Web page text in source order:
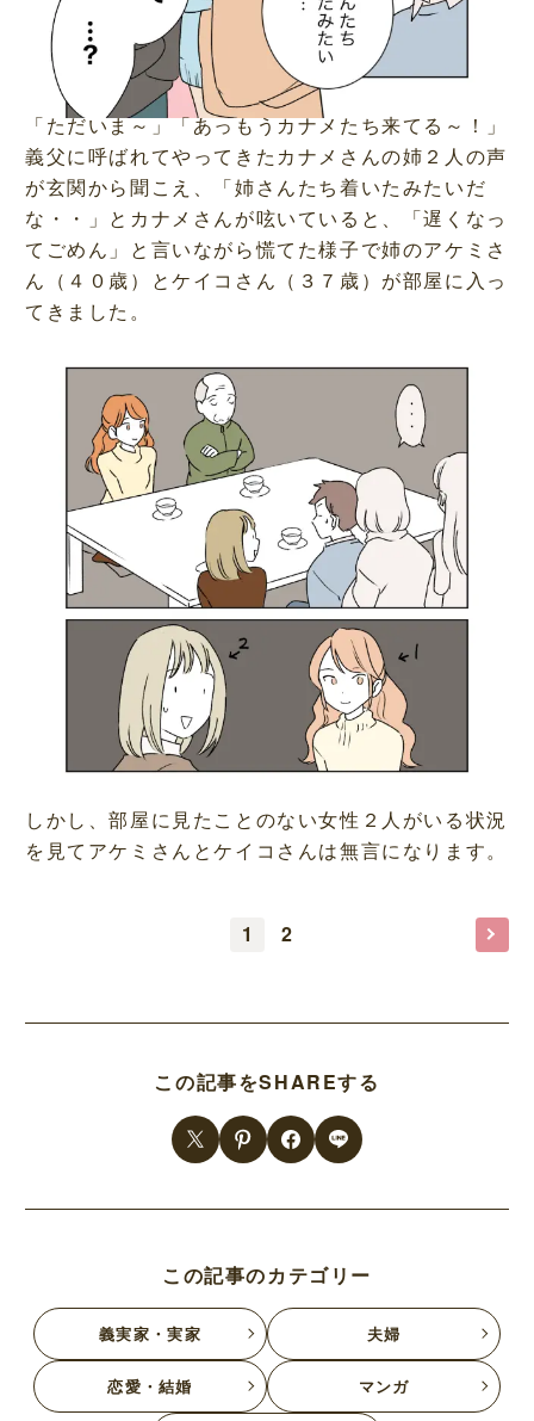
「ただいま～」「あっもうカナメたち来てる～！」
義父に呼ばれてやってきたカナメさんの姉２人の声
が玄関から聞こえ、「姉さんたち着いたみたいだ
な・・」とカナメさんが呟いていると、「遅くなっ
てごめん」と言いながら慌てた様子で姉のアケミさ
ん（４０歳）とケイコさん（３７歳）が部屋に入っ
てきました。
しかし、部屋に見たことのない女性２人がいる状況
を見てアケミさんとケイコさんは無言になります。
1 2
この記事をSHAREする
この記事のカテゴリー
義実家・実家 夫婦
恋愛・結婚 マンガ